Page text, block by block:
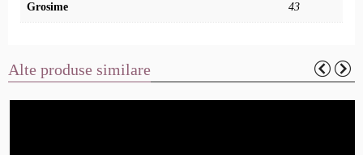
Grosime 43
Alte produse similare